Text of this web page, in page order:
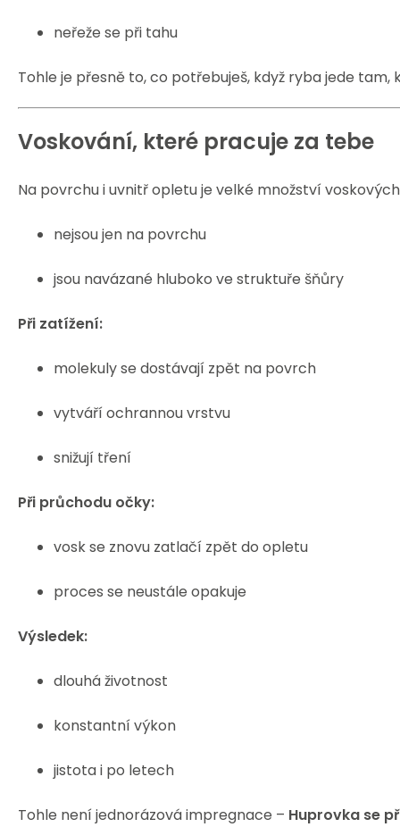
neřeže se při tahu
Tohle je přesně to, co potřebuješ, když ryba jede tam,
Voskování, které pracuje za tebe
Na povrchu i uvnitř opletu je velké množství
nejsou jen na povrchu
jsou navázané hluboko ve struktuře šňůry
Při zatížení:
molekuly se dostávají zpět na povrch
vytváří ochrannou vrstvu
snižují tření
Při průchodu očky:
vosk se znovu zatlačí zpět do opletu
proces se neustále opakuje
Výsledek:
dlouhá životnost
konstantní výkon
jistota i po letech
Tohle není jednorázová impregnace – Huprovka se